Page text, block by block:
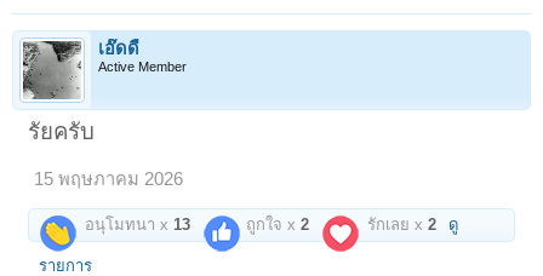
เอ๊ดดี้
Active Member
รัยครับ
15 พฤษภาคม 2026
อนุโมทนา x 13 ถูกใจ x2 รักเลย x2 ดู
รายการ